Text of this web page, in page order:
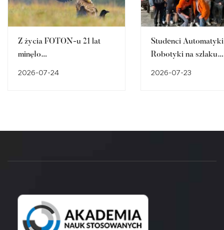
Z życia FOTON-u 21 lat
minęło…
2026-07-24
Studenci
Robotyki na szlaku
2026-07-23